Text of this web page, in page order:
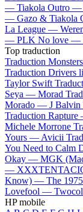
— Tiakola Outro —
— Gazo & Tiakola
La League —
— PLK No love —
Top traduction
Traduction
Traduction Drivers
Taylor Swift
Seya — Morad
Morado — J Balvin
Traduction
Michele Morrone
Yours — Avicii
You Need to Calm
Okay — MGK
—
Know) — The 1975
Lovefool —
HP mobile